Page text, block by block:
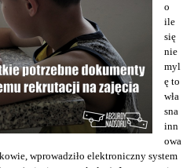
o
ile
się
nie
myl
ę to
wła
sna
inn
owa
wprowadziło elektroniczny system